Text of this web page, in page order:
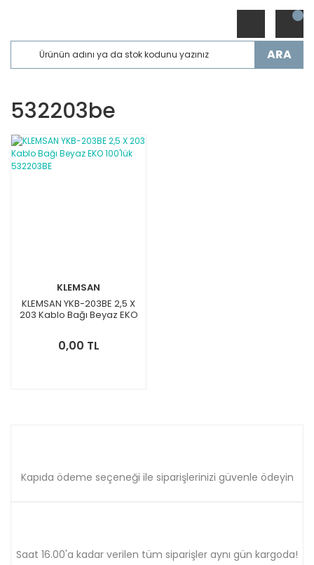
ARA
532203be
KLEMSAN
KLEMSAN YKB-203BE 2,5 X
203 Kablo Bağı Beyaz EKO
0,00 TL
Kapıda ödeme seçeneği ile siparişlerinizi güvenle ödeyin
Saat 16.00'a kadar verilen tüm siparişler aynı gün kargoda!